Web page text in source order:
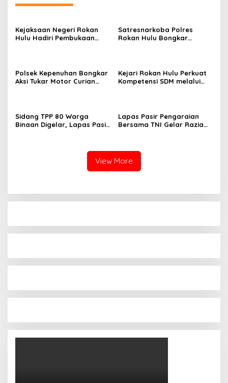
Kejaksaan Negeri Rokan
Hulu Hadiri Pembukaan
Satresnarkoba Polres
Rokan Hulu Bongkar
Polsek Kepenuhan Bongkar
Aksi Tukar Motor Curian
Kejari Rokan Hulu Perkuat
Kompetensi SDM melalui
Sidang TPP 80 Warga
Binaan Digelar, Lapas Pasir
Lapas Pasir Pengaraian
Bersama TNI Gelar Razia
View More